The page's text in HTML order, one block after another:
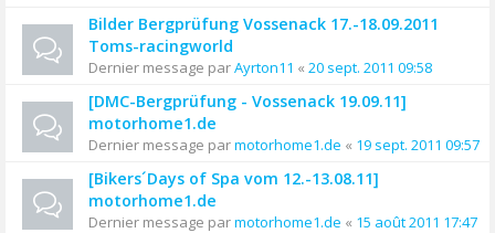
Bilder Bergprüfung Vossenack 17.-18.09.2011
Toms-racingworld
Dernier message parAyrton11 « 20 sept. 2011 09:58
[DMC-Bergprüfung - Vossenack 19.09.11]
motorhome1.de
Dernier message parmotorhome1.de « 19 sept. 2011 09:57
[Bikers´Days of Spa vom 12.-13.08.11]
motorhome1.de
Dernier message parmotorhome1.de « 15 août 2011 17:47